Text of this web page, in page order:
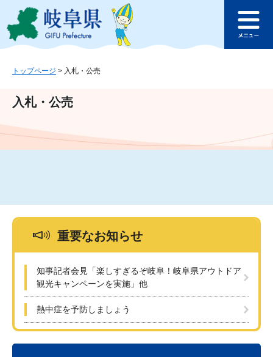
ジ
ュ
文
このページの本文へ
ュ
トップページ > 入札・公売
入札・公売
重要なお知らせ
知事記者会見「楽しすぎるぞ岐阜！岐阜県アウトドア
観光キャンペーンを実施」他
熱中症を予防しましょう